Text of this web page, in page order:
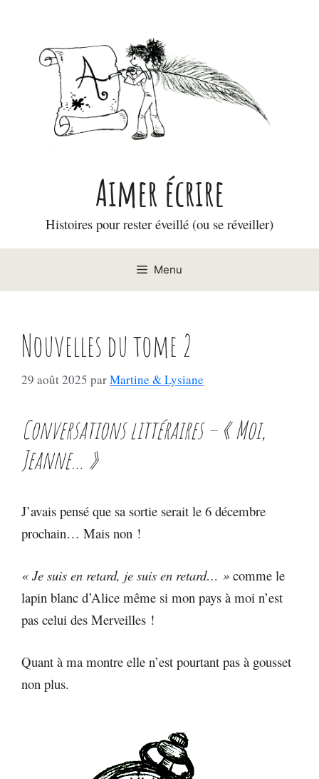
Aimer écrire
Histoires pour rester éveillé (ou se réveiller)
Menu
Nouvelles du tome 2
29 août 2025 parMartine & Lysiane
Conversations littéraires – « Moi,
Jeanne… »
J’avais pensé que sa sortie serait le 6 décembre
prochain… Mais non !
« Je suis en retard, je suis en retard… » comme le
lapin blanc d’Alice même si mon pays à moi n’est
pas celui des Merveilles !
Quant à ma montre elle n’est pourtant pas à gousset
non plus.